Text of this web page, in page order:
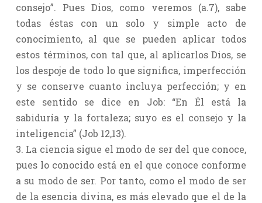
consejo”. Pues Dios, como veremos (a.7), sabe
todas éstas con un solo y simple acto de
conocimiento, al que se pueden aplicar todos
estos términos, con tal que, al aplicarlos Dios, se
los despoje de todo lo que significa, imperfección
y se conserve cuanto incluya perfección; y en
este sentido se dice en Job: “En Él está la
sabiduría y la fortaleza; suyo es el consejo y la
inteligencia” (Job 12,13).
3. La ciencia sigue el modo de ser del que conoce,
pues lo conocido está en el que conoce conforme
a su modo de ser. Por tanto, como el modo de ser
de la esencia divina, es más elevado que el de la